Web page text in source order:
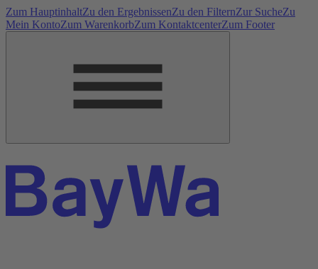
Zum HauptinhaltZu den ErgebnissenZu den FilternZur SucheZu
Mein KontoZum WarenkorbZum KontaktcenterZum Footer